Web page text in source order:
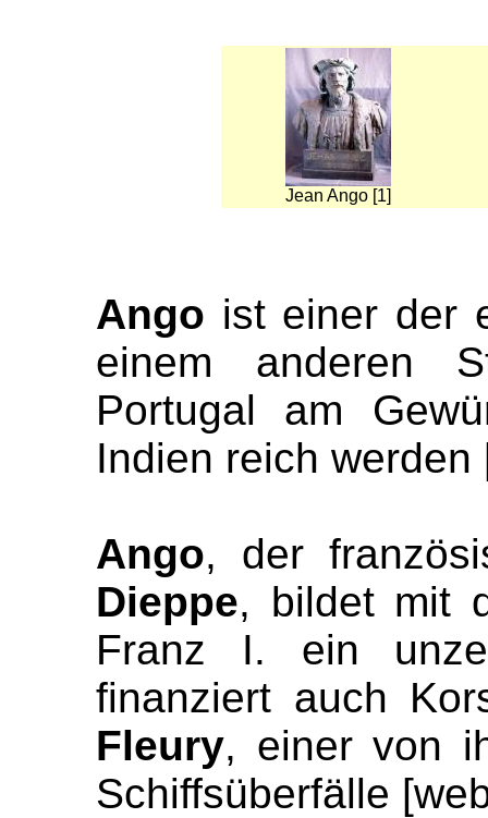
Jean Ango [1]
Ango ist einer der
einem anderen
Portugal am
Indien reich werden
Ango, der
Dieppe, bildet mit
Franz I. ein
finanziert auch
Fleury, einer von
Schiffsüberfälle